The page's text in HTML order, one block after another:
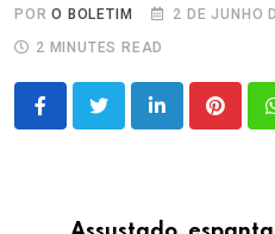
PORO BOLETIM 2 DE JUNHO
2 MINUTES READ
LinkedIn